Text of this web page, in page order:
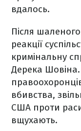
вдалось.
Після
реакції
кримінальну
Дерека
вбивства,
США проти
вщухають.